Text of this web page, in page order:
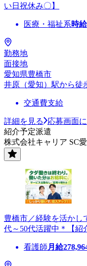
い日祝休み〇】
医療・福祉系時給
勤務地
面接地
愛知県豊橋市
井原（愛知）駅から徒
交通費支給
詳細を見る
応募画面
紹介予定派遣
株式会社キャリア SC
豊橋市／経験を活かし
代～50代活躍中＊【紹
看護師 月給